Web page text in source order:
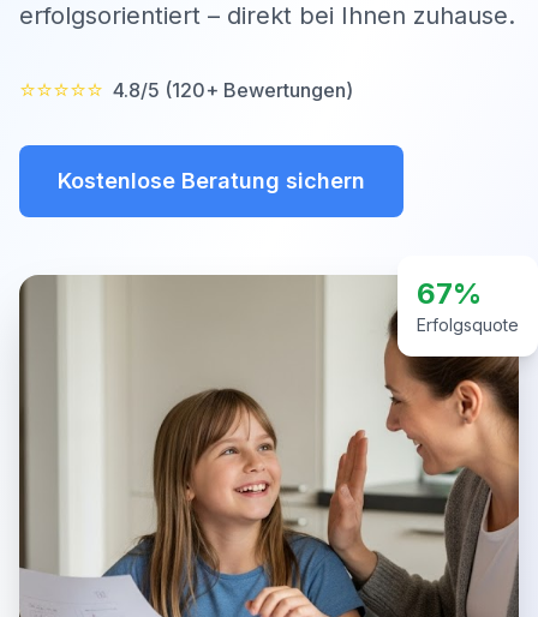
erfolgsorientiert – direkt bei Ihnen zuhause.
⭐⭐⭐⭐⭐ 4.8/5 (120+ Bewertungen)
Kostenlose Beratung sichern
67%
Erfolgsquote